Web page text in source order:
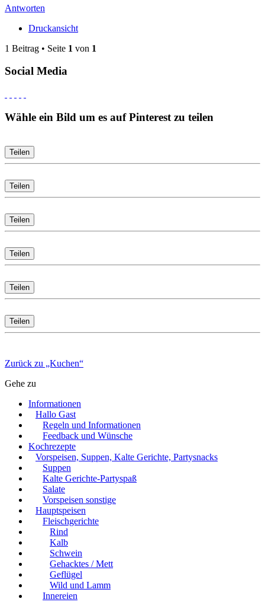
Antworten
Druckansicht
1 Beitrag • Seite 1 von 1
Social Media
Wähle ein Bild um es auf Pinterest zu teilen
Teilen
Teilen
Teilen
Teilen
Teilen
Teilen
Zurück zu „Kuchen“
Gehe zu
Informationen
Hallo Gast
Regeln und Informationen
Feedback und Wünsche
Kochrezepte
Vorspeisen, Suppen, Kalte Gerichte, Partysnacks
Suppen
Kalte Gerichte-Partyspaß
Salate
Vorspeisen sonstige
Hauptspeisen
Fleischgerichte
Rind
Kalb
Schwein
Gehacktes / Mett
Geflügel
Wild und Lamm
Innereien